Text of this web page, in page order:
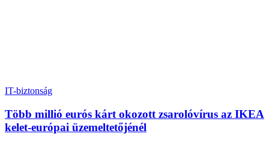
IT-biztonság
Több millió eurós kárt okozott zsarolóvírus az IKEA
kelet-európai üzemeltetőjénél